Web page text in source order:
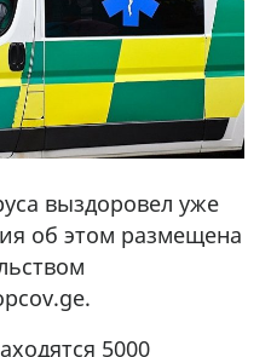
выздоровел уже
об этом размещена
5000